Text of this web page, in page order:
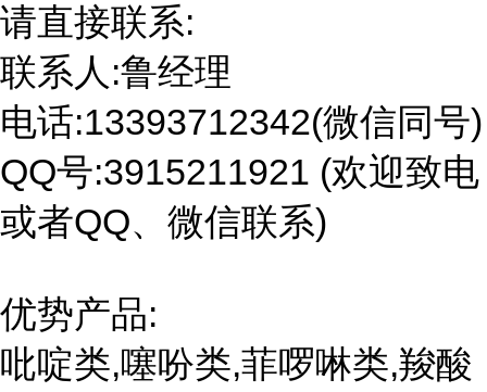
请直接联系:
联系人:鲁经理
电话:13393712342(微信同号)
QQ号:3915211921 (欢迎致电
或者QQ、微信联系)
优势产品:
吡啶类,噻吩类,菲啰啉类,羧酸